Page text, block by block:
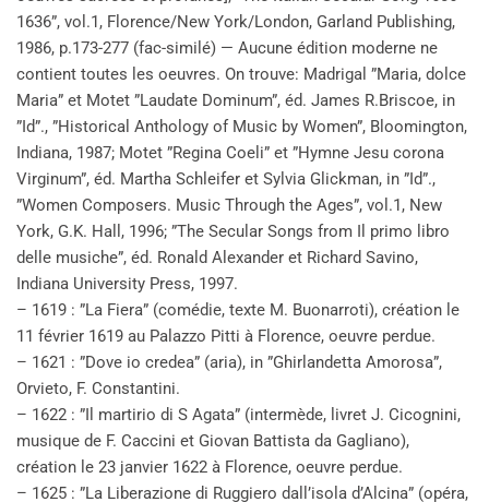
1636”, vol.1, Florence/New York/London, Garland Publishing,
1986, p.173-277 (fac-similé) — Aucune édition moderne ne
contient toutes les oeuvres. On trouve: Madrigal ”Maria, dolce
Maria” et Motet ”Laudate Dominum”, éd. James R.Briscoe, in
”Id”., ”Historical Anthology of Music by Women”, Bloomington,
Indiana, 1987; Motet ”Regina Coeli” et ”Hymne Jesu corona
Virginum”, éd. Martha Schleifer et Sylvia Glickman, in ”Id”.,
”Women Composers. Music Through the Ages”, vol.1, New
York, G.K. Hall, 1996; ”The Secular Songs from Il primo libro
delle musiche”, éd. Ronald Alexander et Richard Savino,
Indiana University Press, 1997.
– 1619 : ”La Fiera” (comédie, texte M. Buonarroti), création le
11 février 1619 au Palazzo Pitti à Florence, oeuvre perdue.
– 1621 : ”Dove io credea” (aria), in ”Ghirlandetta Amorosa”,
Orvieto, F. Constantini.
– 1622 : ”Il martirio di S Agata” (intermède, livret J. Cicognini,
musique de F. Caccini et Giovan Battista da Gagliano),
création le 23 janvier 1622 à Florence, oeuvre perdue.
– 1625 : ”La Liberazione di Ruggiero dall’isola d’Alcina” (opéra,